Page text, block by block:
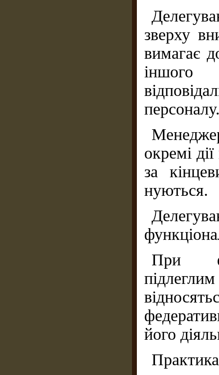
зверху
вимагає
окремі
за
нуються.
При
його